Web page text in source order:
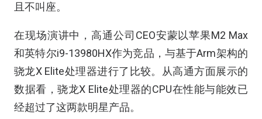
且不叫座。
在现场演讲中，高通公司CEO安蒙以苹果M2 Max
和英特尔i9-13980HX作为竞品，与基于Arm架构的
骁龙X Elite处理器进行了比较。从高通方面展示的
数据看，骁龙X Elite处理器的CPU在性能与能效已
经超过了这两款明星产品。